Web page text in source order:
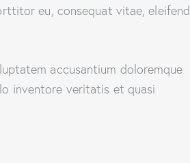
eu, consequat vitae, eleifend
accusantium doloremque
inventore veritatis et quasi